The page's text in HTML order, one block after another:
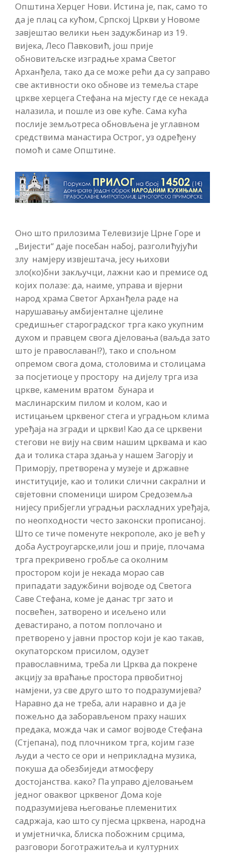
Општина Херцег Нови. Истина је, пак, само то
да је плац са кућом, Српској Цркви у Новоме
завјештао велики њен задужбинар из 19.
вијека, Лесо Павковић, још прије
обновитељске изградње храма Светог
Арханђела, тако да се може рећи да су заправо
све активности око обнове из темеља старе
цркве херцега Стефана на мјесту где се некада
налазила, и пошле из ове куће. Сама кућа
послије земљотреса обновљена је углавном
средствима манастира Острог, уз одређену
помоћ и саме Општине.
Оно што прилозима Телевизије Црне Горе и
„Вијести“ даје посебан набој, разголићујући
злу намјеру извјештача, јесу њихови
зло(ко)бни закључци, лажни као и премисе од
којих полазе: да, наиме, управа и вјерни
народ храма Светог Арханђела раде на
нарушавању амбијенталне цјелине
средишњег староградског трга како укупним
духом и правцем свога дјеловања (ваљда зато
што је православан!?), тако и спољном
опремом свога дома, столовима и столицама
за посјетиоце у простору на дијелу трга иза
цркве, каменим вратом бунара и
маслинарским пилом и колом, као и
истицањем црквеног стега и уградњом клима
уређаја на згради и цркви! Као да се црквени
стегови не вију на свим нашим црквама и као
да и толика стара здања у нашем Загорју и
Приморју, претворена у музеје и државне
институције, као и толики слични сакрални и
свјетовни споменици широм Средоземља
нијесу прибјегли уградњи расхладних уређаја,
по неопходности често законски прописаној.
Што се тиче поменуте некрополе, ако је већ у
доба Аустроугарске,или још и прије, плочама
трга прекривено гробље са околним
простором који је некада морао сав
припадати задужбини војводе од Светога
Саве Стефана, коме је данас трг зато и
посвећен, затворено и исељено или
девастирано, а потом поплочано и
претворено у јавни простор који је као такав,
окупаторском присилом, одузет
православнима, треба ли Црква да покрене
акцију за враћање простора првобитној
намјени, уз све друго што то подразумијева?
Наравно да не треба, али наравно и да је
пожељно да заборављеном праху наших
предака, можда чак и самог војводе Стефана
(Стјепана), под плочником трга, којим газе
људи а често се ори и неприкладна музика,
покуша да обезбиједи атмосферу
достојанства. како? Па управо дјеловањем
једног оваквог црквеног Дома које
подразумијева његовање племенитих
садржаја, као што су пјесма црквена, народна
и умјетничка, блиска побожним срцима,
разговори боготражитеља и културних